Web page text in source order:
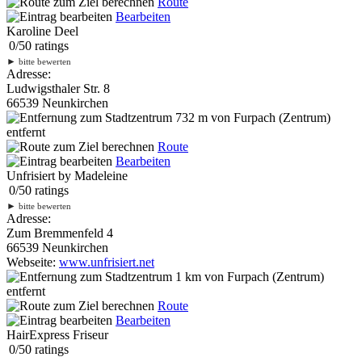
Bearbeiten
Karoline Deel
0/50 ratings
► bitte bewerten
Adresse:
Ludwigsthaler Str. 8
66539 Neunkirchen
732 m von Furpach (Zentrum)
entfernt
Route
Bearbeiten
Unfrisiert by Madeleine
0/50 ratings
► bitte bewerten
Adresse:
Zum Bremmenfeld 4
66539 Neunkirchen
Webseite: www.unfrisiert.net
1 km von Furpach (Zentrum)
entfernt
Route
Bearbeiten
HairExpress Friseur
0/50 ratings